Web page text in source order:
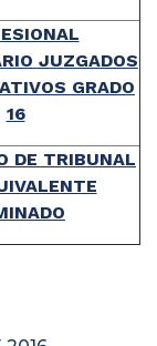
JUZGADOS
GRADO
16
DE TRIBUNAL